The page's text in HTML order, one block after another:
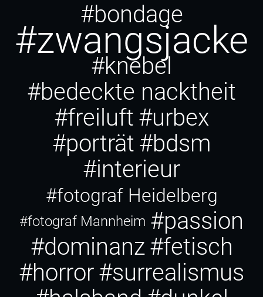
#bondage
#zwangsjacke
#knebel
#bedeckte nacktheit
#freiluft #urbex
#porträt #bdsm
#interieur
#fotograf Heidelberg
#fotograf Mannheim #passion
#dominanz #fetisch
#horror#surrealismus